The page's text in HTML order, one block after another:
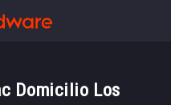
Domicilio Los